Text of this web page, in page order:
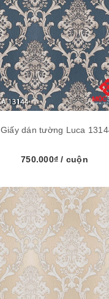
Giấy dán tường Luca
750.000₫/ cuộn